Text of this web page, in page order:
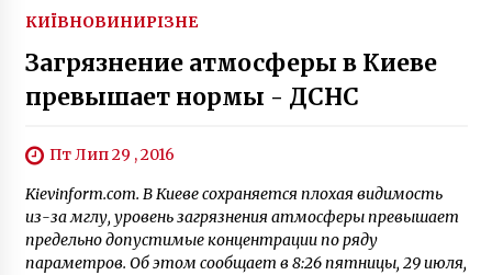
КИЇВНОВИНИРІЗНЕ
Загрязнение атмосферы в Киеве
превышает нормы - ДСНС
Пт Лип 29 , 2016
Kievinform.com. В Киеве сохраняется плохая видимость
из-за мглу, уровень загрязнения атмосферы превышает
предельно допустимые концентрации по ряду
параметров. Об этом сообщает в 8:26 пятницы, 29 июля,